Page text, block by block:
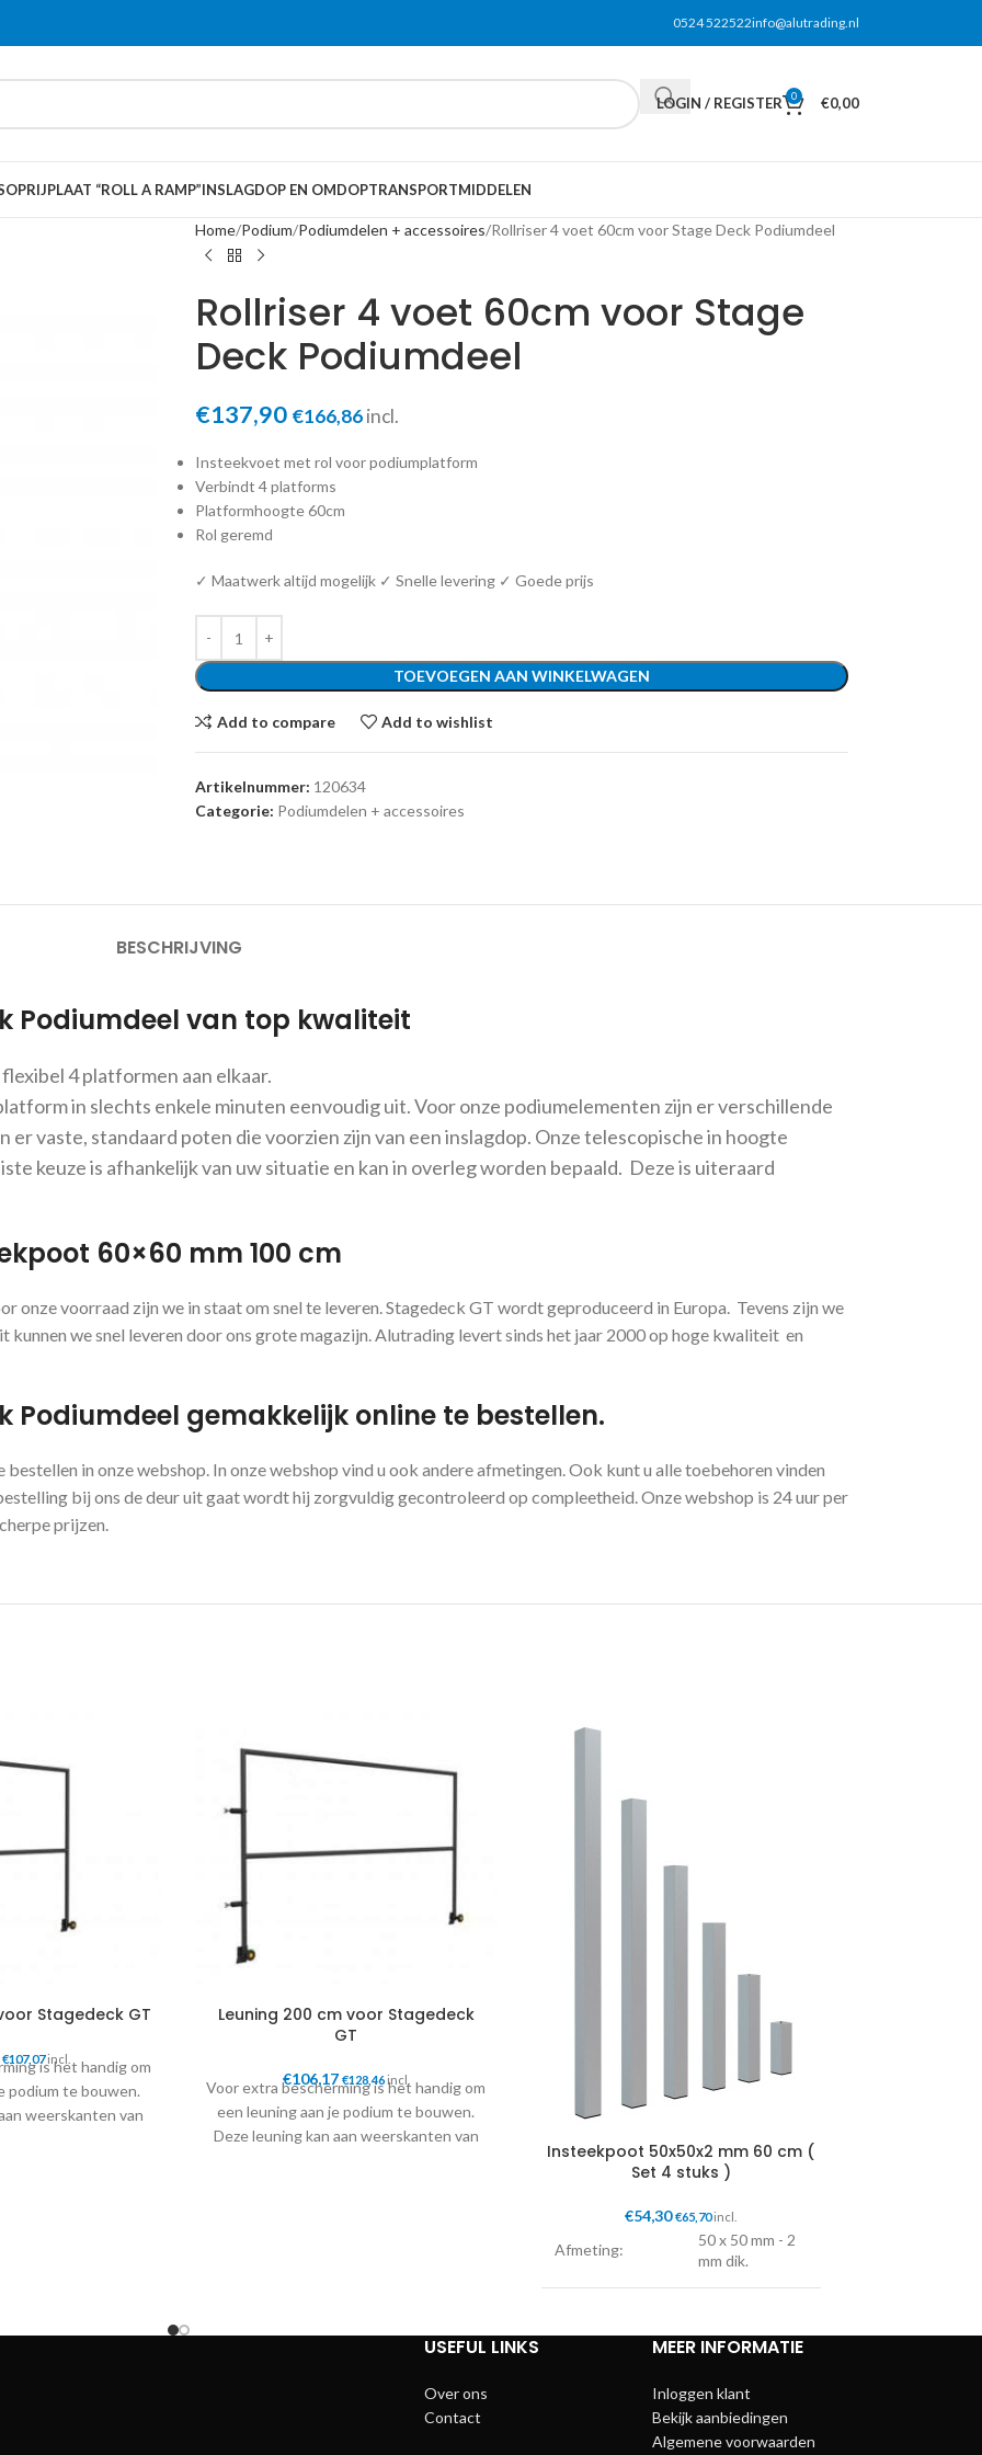
0524 522522info@alutrading.nl
LOGIN / REGISTER 0 €0,00
OPRIJPLAAT “ROLL A RAMP”INSLAGDOP EN OMDOPTRANSPORTMIDDELEN
Home Podium Podiumdelen + accessoires Rollriser 4 voet 60cm voor Stage Deck Podiumdeel
Rollriser 4 voet 60cm voor Stage
Deck Podiumdeel
€137,90 €166,86incl.
Insteekvoet met rol voor podiumplatform
Verbindt 4 platforms
Platformhoogte 60cm
Rol geremd
✓ Maatwerk altijd mogelijk ✓ Snelle levering ✓ Goede prijs
TOEVOEGEN AAN WINKELWAGEN
Add to compare Add to wishlist
Artikelnummer: 120634
Categorie: Podiumdelen + accessoires
BESCHRIJVING
Podiumdeel van top kwaliteit
4 platformen aan elkaar.
in slechts enkele minuten eenvoudig uit. Voor onze podiumelementen zijn er verschillende
vaste, standaard poten die voorzien zijn van een inslagdop. Onze telescopische in hoogte
keuze is afhankelijk van uw situatie en kan in overleg worden bepaald. Deze is uiteraard
60×60 mm 100 cm
voorraad zijn we in staat om snel te leveren. Stagedeck GT wordt geproduceerd in Europa. Tevens zijn we
we snel leveren door ons grote magazijn. Alutrading levert sinds het jaar 2000 op hoge kwaliteit en
Podiumdeel gemakkelijk online te bestellen.
in onze webshop. In onze webshop vind u ook andere afmetingen. Ook kunt u alle toebehoren vinden
bij ons de deur uit gaat wordt hij zorgvuldig gecontroleerd op compleetheid. Onze webshop is 24 uur per
prijzen.
Stagedeck GT
€107,07incl.
is het handig om
podium te bouwen.
weerskanten van
Leuning 200 cm voor Stagedeck
GT
€106,17 €128,46incl.
Voor extra bescherming is het handig om
een leuning aan je podium te bouwen.
Deze leuning kan aan weerskanten van
Insteekpoot 50x50x2 mm 60 cm (
Set 4 stuks )
€54,30 €65,70incl.
Afmeting:
50 x 50 mm - 2
mm dik.
USEFUL LINKS
Over ons
Contact
MEER INFORMATIE
Inloggen klant
Bekijk aanbiedingen
Algemene voorwaarden